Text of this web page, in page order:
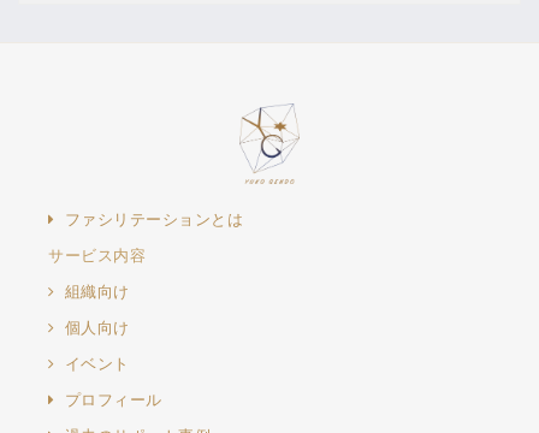
ファシリテーションとは
サービス内容
組織向け
個人向け
イベント
プロフィール